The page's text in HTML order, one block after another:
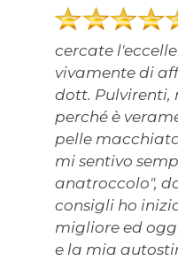
cercate
vivamente di
dott. Pulvirenti,
perché è
pelle
mi sentivo
anatroccolo",
consigli ho
migliore ed
e la mia